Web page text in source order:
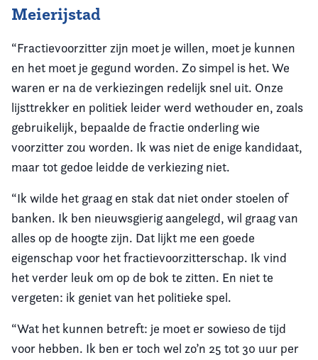
Meierijstad
“Fractievoorzitter zijn moet je willen, moet je kunnen
en het moet je gegund worden. Zo simpel is het. We
waren er na de verkiezingen redelijk snel uit. Onze
lijsttrekker en politiek leider werd wethouder en, zoals
gebruikelijk, bepaalde de fractie onderling wie
voorzitter zou worden. Ik was niet de enige kandidaat,
maar tot gedoe leidde de verkiezing niet.
“Ik wilde het graag en stak dat niet onder stoelen of
banken. Ik ben nieuwsgierig aangelegd, wil graag van
alles op de hoogte zijn. Dat lijkt me een goede
eigenschap voor het fractievoorzitterschap. Ik vind
het verder leuk om op de bok te zitten. En niet te
vergeten: ik geniet van het politieke spel.
“Wat het kunnen betreft: je moet er sowieso de tijd
voor hebben. Ik ben er toch wel zo’n 25 tot 30 uur per